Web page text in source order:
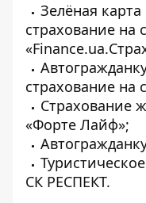
Зелёная
страхование на
страхование на
Страхование
«Форте Лайф»;
СК РЕСПЕКТ.